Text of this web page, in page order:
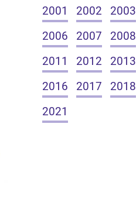
2001
2002 2003
2006
2007 2008
2011
2012 2013
2016
2017 2018
2021